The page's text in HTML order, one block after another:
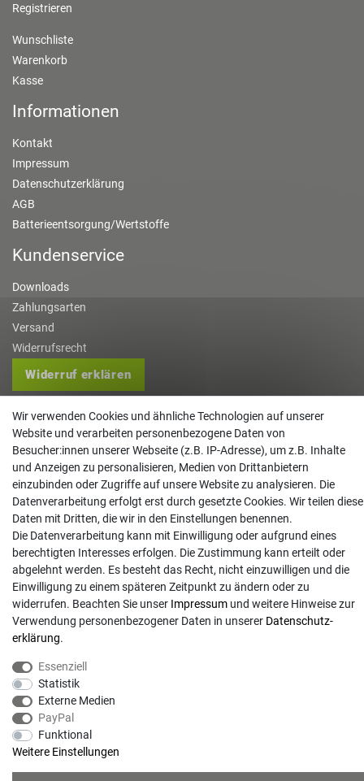
Registrieren
Wunschliste
Warenkorb
Kasse
Informationen
Kontakt
Impressum
Datenschutzerklärung
AGB
Batterieentsorgung/Wertstoffe
Kundenservice
Downloads
Zahlungsarten
Versand
Widerrufsrecht
Widerruf erklären
Kontakt
info@gartentechnik-hansen.de
0481 8565-0
Mo. - Do. 08:00 - 17:00 | Fr. 8:00 - 15:00
Anrufe aus dem dt. Festnetz zum Ortstarif, Preise aus dem Mobilfunknetz ggf.
abweichend (abhängig vom Provider).
© Copyright 2026 | Alle Rechte vorbehalten. - Gartentechnik Hansen | Realisation
Wir verwenden Cookies und ähnliche Technologien auf unserer
Website und verarbeiten personenbezogene Daten von
Besucher:innen unserer Webseite (z.B. IP-Adresse), um z.B. Inhalte
und Anzeigen zu personalisieren, Medien von Drittanbietern
einzubinden oder Zugriffe auf unsere Website zu analysieren. Die
Datenverarbeitung erfolgt erst durch gesetzte Cookies. Wir teilen diese
Daten mit Dritten, die wir in den Einstellungen benennen.
Die Datenverarbeitung kann mit Einwilligung oder aufgrund eines
berechtigten Interesses erfolgen. Die Zustimmung kann erteilt oder
abgelehnt werden. Es besteht das Recht, nicht einzuwilligen und die
Einwilligung zu einem späteren Zeitpunkt zu ändern oder zu
widerrufen. Beachten Sie unser Impressum und weitere Hinweise zur
Verwendung personenbezogener Daten in unserer Daten­schutz­
erklärung.
Essenziell
Statistik
Externe Medien
PayPal
Funktional
Weitere Einstellungen